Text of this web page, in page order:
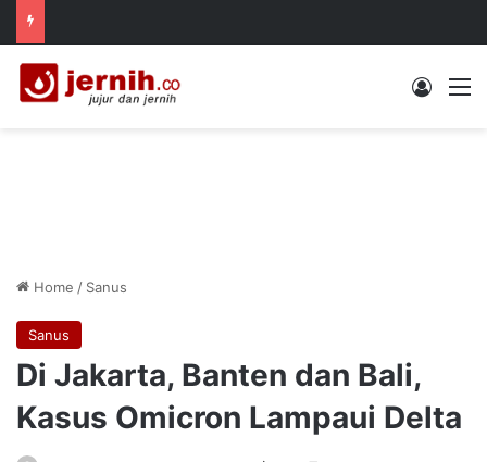
Log In
Home / Sanus
Sanus
Di Jakarta, Banten dan Bali,
Kasus Omicron Lampaui Delta